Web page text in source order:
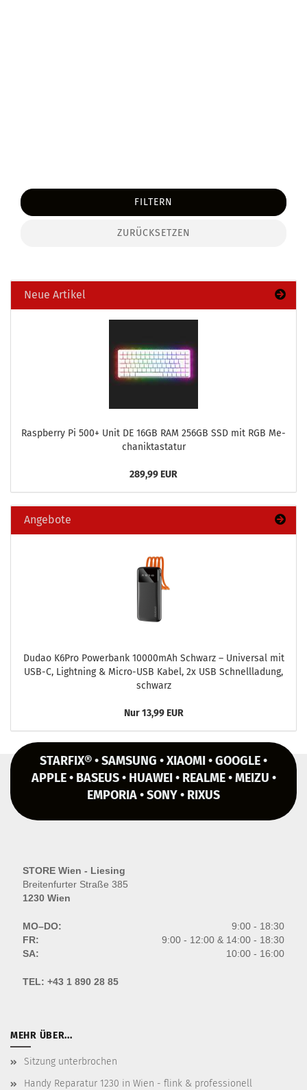
FILTERN
ZURÜCKSETZEN
Neue Artikel
Raspber­ry Pi 500+ Unit DE 16GB RAM 256GB SSD mit RGB Me­
cha­nik­tas­ta­tur
289,99 EUR
Angebote
Dudao K6Pro Power­bank 10000mAh Schwarz – Uni­ver­sal mit
USB-C, Light­ning & Micro-​USB Kabel, 2x USB Schnell­la­dung,
schwarz
Nur 13,99 EUR
STARFIX® • SAMSUNG • XIAOMI • GOOGLE •
APPLE • BASEUS • HUAWEI • REALME • MEIZU •
EMPORIA • SONY • RIXUS
STORE Wien - Liesing
Breitenfurter Straße 385
1230 Wien
MO–DO:
9:00 - 18:30
FR:
9:00 - 12:00 & 14:00 - 18:30
SA:
10:00 - 16:00
TEL: +43 1 890 28 85
MEHR ÜBER...
Sitzung unterbrochen
Handy Reparatur 1230 in Wien - flink & professionell